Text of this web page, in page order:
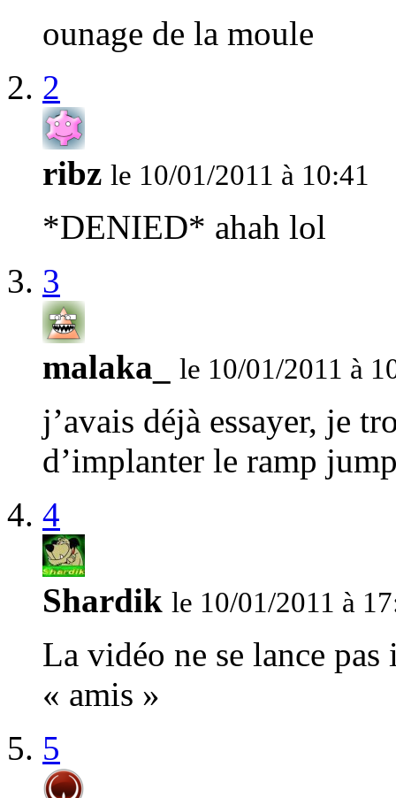
ounage de la moule
2
ribz le 10/01/2011 à 10:41
*DENIED* ahah lol
3
malaka_ le 10/01/2011 à
j’avais déjà essayer, je
d’implanter le ramp
4
Shardik le 10/01/2011 à
La vidéo ne se lance
« amis »
5